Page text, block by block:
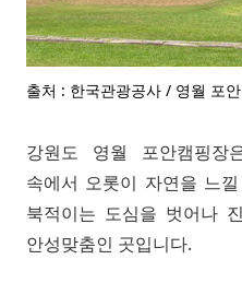
출처 : 한국관광공사 / 영월 포
강원도 영월 포안캠핑장
속에서 오롯이 자연을 느
북적이는 도심을 벗어나
안성맞춤인 곳입니다.